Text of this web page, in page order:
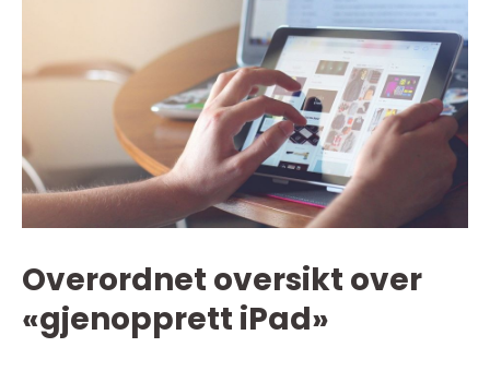
Overordnet oversikt over
«gjenopprett iPad»